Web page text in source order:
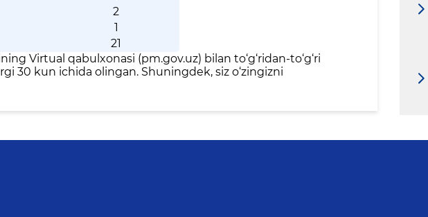
2
1
21
Virtual qabulxonasi (pm.gov.uz) bilan to‘g‘ridan-to‘g‘ri
30 kun ichida olingan. Shuningdek, siz o‘zingizni